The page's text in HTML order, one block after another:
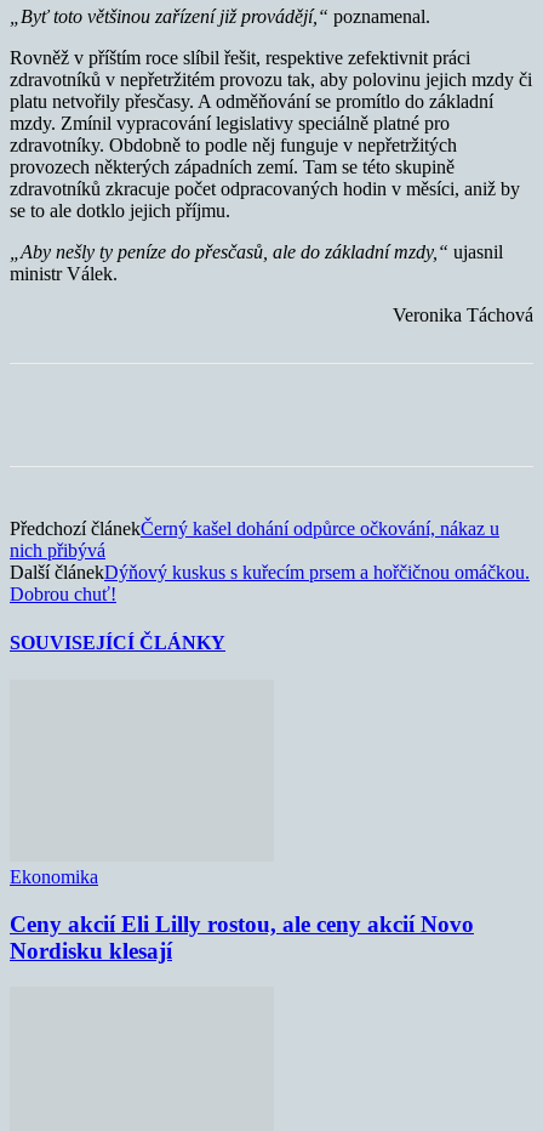
„Byť toto většinou zařízení již provádějí,“ poznamenal.
Rovněž v příštím roce slíbil řešit, respektive zefektivnit práci
zdravotníků v nepřetržitém provozu tak, aby polovinu jejich mzdy či
platu netvořily přesčasy. A odměňování se promítlo do základní
mzdy. Zmínil vypracování legislativy speciálně platné pro
zdravotníky. Obdobně to podle něj funguje v nepřetržitých
provozech některých západních zemí. Tam se této skupině
zdravotníků zkracuje počet odpracovaných hodin v měsíci, aniž by
se to ale dotklo jejich příjmu.
„Aby nešly ty peníze do přesčasů, ale do základní mzdy,“ ujasnil
ministr Válek.
Veronika Táchová
Předchozí článekČerný kašel dohání odpůrce očkování, nákaz u
nich přibývá
Další článekDýňový kuskus s kuřecím prsem a hořčičnou omáčkou.
Dobrou chuť!
SOUVISEJÍCÍ ČLÁNKY
Ekonomika
Ceny akcií Eli Lilly rostou, ale ceny akcií Novo
Nordisku klesají